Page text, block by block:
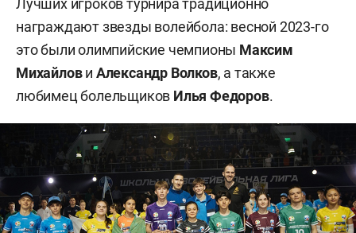
награждают звезды волейбола: весной 2023-го
это были олимпийские чемпионы Максим
Михайлови Александр Волков, а также
любимец болельщиков Илья Федоров.